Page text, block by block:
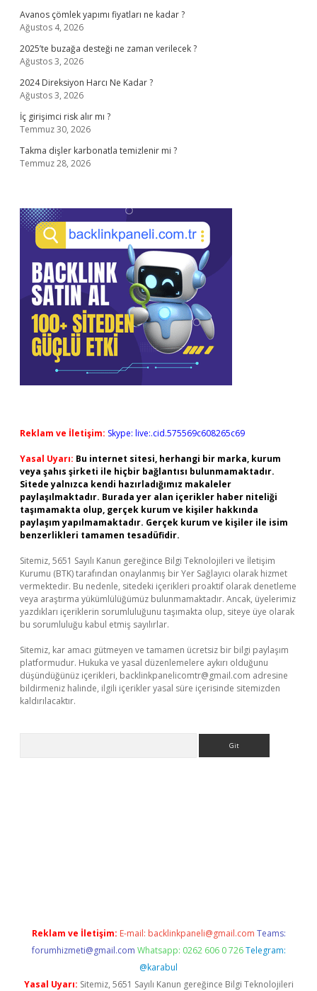
Avanos çömlek yapımı fiyatları ne kadar ?
Ağustos 4, 2026
2025’te buzağa desteği ne zaman verilecek ?
Ağustos 3, 2026
2024 Direksiyon Harcı Ne Kadar ?
Ağustos 3, 2026
İç girişimci risk alır mı ?
Temmuz 30, 2026
Takma dişler karbonatla temizlenir mi ?
Temmuz 28, 2026
Reklam ve İletişim: Skype: live:.cid.575569c608265c69
Yasal Uyarı: Bu internet sitesi, herhangi bir marka, kurum
veya şahıs şirketi ile hiçbir bağlantısı bulunmamaktadır.
Sitede yalnızca kendi hazırladığımız makaleler
paylaşılmaktadır. Burada yer alan içerikler haber niteliği
taşımamakta olup, gerçek kurum ve kişiler hakkında
paylaşım yapılmamaktadır. Gerçek kurum ve kişiler ile isim
benzerlikleri tamamen tesadüfidir.
Sitemiz, 5651 Sayılı Kanun gereğince Bilgi Teknolojileri ve İletişim
Kurumu (BTK) tarafından onaylanmış bir Yer Sağlayıcı olarak hizmet
vermektedir. Bu nedenle, sitedeki içerikleri proaktif olarak denetleme
veya araştırma yükümlülüğümüz bulunmamaktadır. Ancak, üyelerimiz
yazdıkları içeriklerin sorumluluğunu taşımakta olup, siteye üye olarak
bu sorumluluğu kabul etmiş sayılırlar.
Sitemiz, kar amacı gütmeyen ve tamamen ücretsiz bir bilgi paylaşım
platformudur. Hukuka ve yasal düzenlemelere aykırı olduğunu
düşündüğünüz içerikleri, backlinkpanelicomtr@gmail.com adresine
bildirmeniz halinde, ilgili içerikler yasal süre içerisinde sitemizden
kaldırılacaktır.
Reklam ve İletişim: E-mail: backlinkpaneli@gmail.com Teams:
forumhizmeti@gmail.com Whatsapp: 0262 606 0 726 Telegram:
@karabul
Yasal Uyarı: Sitemiz, 5651 Sayılı Kanun gereğince Bilgi Teknolojileri